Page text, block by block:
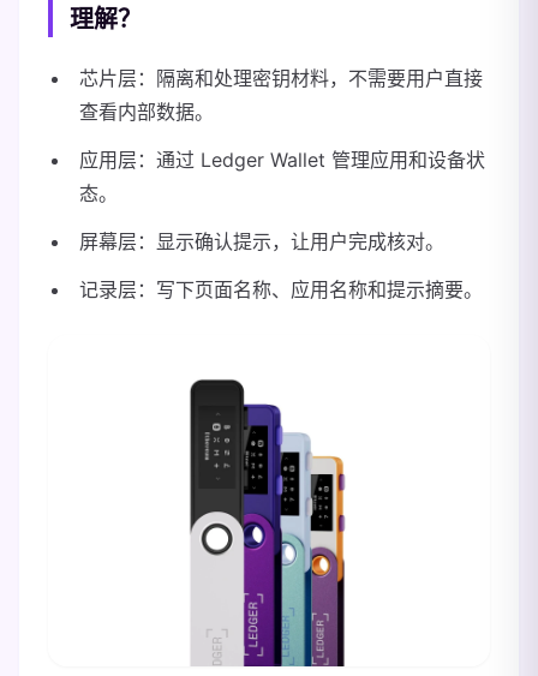
理解？
芯片层：隔离和处理密钥材料，不需要用户直接
查看内部数据。
应用层：通过 Ledger Wallet 管理应用和设备状
态。
屏幕层：显示确认提示，让用户完成核对。
记录层：写下页面名称、应用名称和提示摘要。